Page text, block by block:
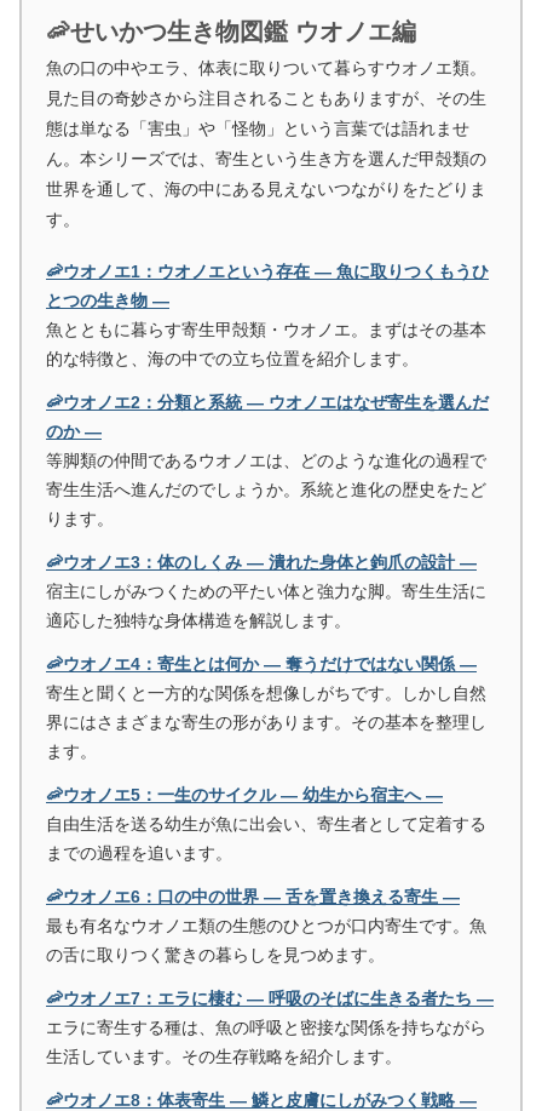
🦐せいかつ生き物図鑑 ウオノエ編
魚の口の中やエラ、体表に取りついて暮らすウオノエ類。
見た目の奇妙さから注目されることもありますが、その生
態は単なる「害虫」や「怪物」という言葉では語れませ
ん。本シリーズでは、寄生という生き方を選んだ甲殻類の
世界を通して、海の中にある見えないつながりをたどりま
す。
🦐ウオノエ1：ウオノエという存在 ― 魚に取りつくもうひ
とつの生き物 ―
魚とともに暮らす寄生甲殻類・ウオノエ。まずはその基本
的な特徴と、海の中での立ち位置を紹介します。
🦐ウオノエ2：分類と系統 ― ウオノエはなぜ寄生を選んだ
のか ―
等脚類の仲間であるウオノエは、どのような進化の過程で
寄生生活へ進んだのでしょうか。系統と進化の歴史をたど
ります。
🦐ウオノエ3：体のしくみ ― 潰れた身体と鉤爪の設計 ―
宿主にしがみつくための平たい体と強力な脚。寄生生活に
適応した独特な身体構造を解説します。
🦐ウオノエ4：寄生とは何か ― 奪うだけではない関係 ―
寄生と聞くと一方的な関係を想像しがちです。しかし自然
界にはさまざまな寄生の形があります。その基本を整理し
ます。
🦐ウオノエ5：一生のサイクル ― 幼生から宿主へ ―
自由生活を送る幼生が魚に出会い、寄生者として定着する
までの過程を追います。
🦐ウオノエ6：口の中の世界 ― 舌を置き換える寄生 ―
最も有名なウオノエ類の生態のひとつが口内寄生です。魚
の舌に取りつく驚きの暮らしを見つめます。
🦐ウオノエ7：エラに棲む ― 呼吸のそばに生きる者たち ―
エラに寄生する種は、魚の呼吸と密接な関係を持ちながら
生活しています。その生存戦略を紹介します。
🦐ウオノエ8：体表寄生 ― 鱗と皮膚にしがみつく戦略 ―